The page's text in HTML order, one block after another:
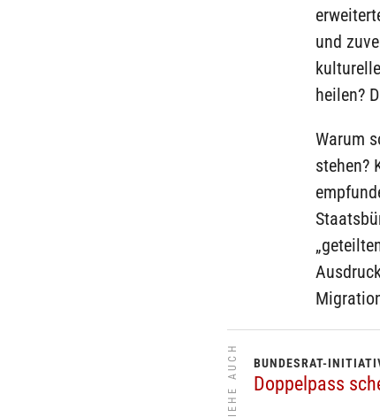
und
heilen?
Warum
stehen?
SIEHE AUCH BUNDESRAT-
Doppelpass